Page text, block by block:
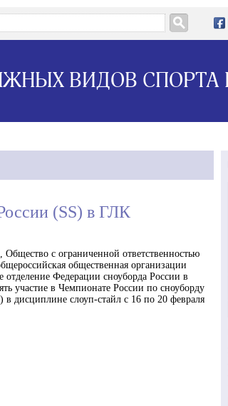
ВИДОВ СПОРТА
(SS) в ГЛК
с ограниченной ответственностью
общественная организации
отделение Федерации сноуборда России в
участие в Чемпионате России по сноуборду
дисциплине слоуп-стайл с 16 по 20 февраля